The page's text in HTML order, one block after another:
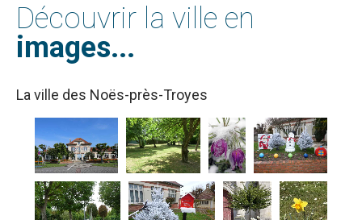
Découvrir la ville en
images...
La ville des Noës-près-Troyes